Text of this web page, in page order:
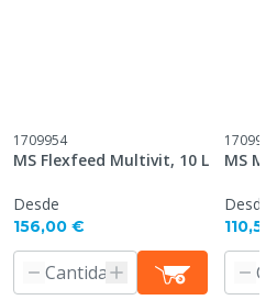
1709954
MS Flexfeed Multivit, 10 L
Desde
156,00 €
1709996
MS
Desde